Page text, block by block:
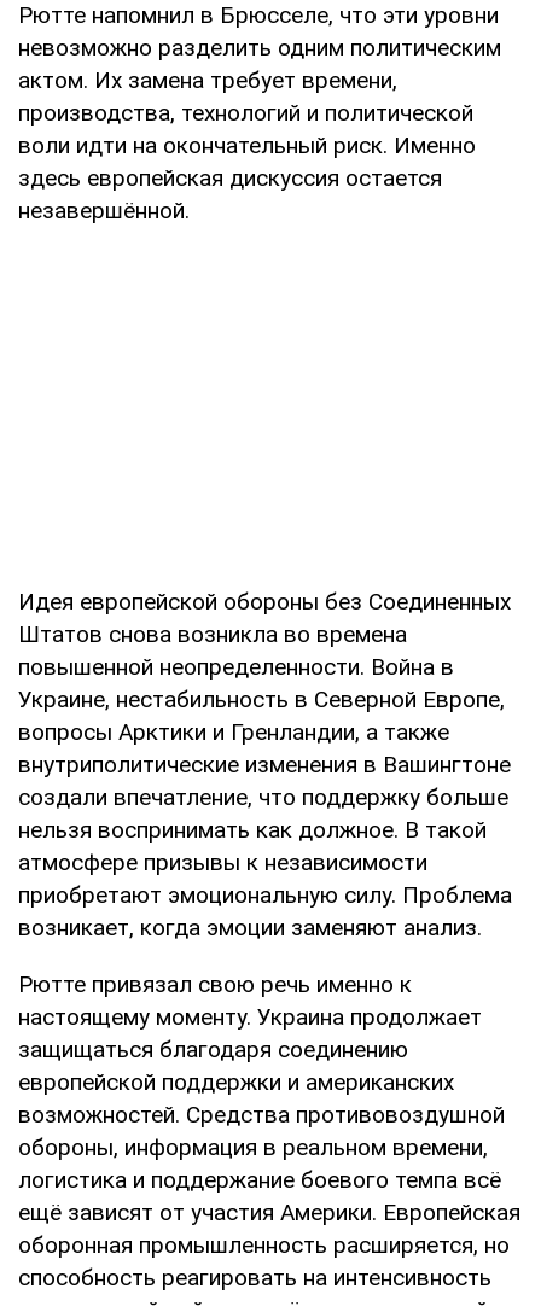
Рютте напомнил в Брюсселе, что эти уровни
невозможно разделить одним политическим
актом. Их замена требует времени,
производства, технологий и политической
воли идти на окончательный риск. Именно
здесь европейская дискуссия остается
незавершённой.
Идея европейской обороны без Соединенных
Штатов снова возникла во времена
повышенной неопределенности. Война в
Украине, нестабильность в Северной Европе,
вопросы Арктики и Гренландии, а также
внутриполитические изменения в Вашингтоне
создали впечатление, что поддержку больше
нельзя воспринимать как должное. В такой
атмосфере призывы к независимости
приобретают эмоциональную силу. Проблема
возникает, когда эмоции заменяют анализ.
Рютте привязал свою речь именно к
настоящему моменту. Украина продолжает
защищаться благодаря соединению
европейской поддержки и американских
возможностей. Средства противовоздушной
обороны, информация в реальном времени,
логистика и поддержание боевого темпа всё
ещё зависят от участия Америки. Европейская
оборонная промышленность расширяется, но
способность реагировать на интенсивность